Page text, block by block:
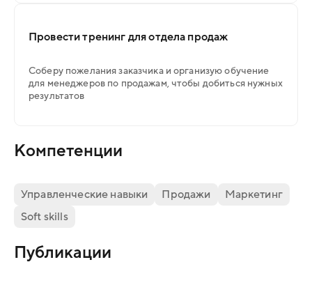
Провести тренинг для отдела продаж
Соберу пожелания заказчика и организую обучение
для менеджеров по продажам, чтобы добиться нужных
результатов
Компетенции
Управленческие навыки Продажи
Маркетинг
Soft skills
Публикации